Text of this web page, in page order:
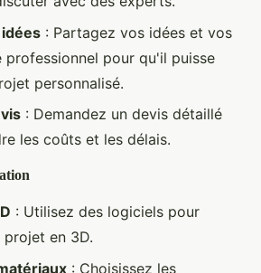
: Partagez vos idées et vos
professionnel pour qu'il puisse
personnalisé.
: Demandez un devis détaillé
les coûts et les délais.
: Utilisez des logiciels pour
en 3D.
: Choisissez les